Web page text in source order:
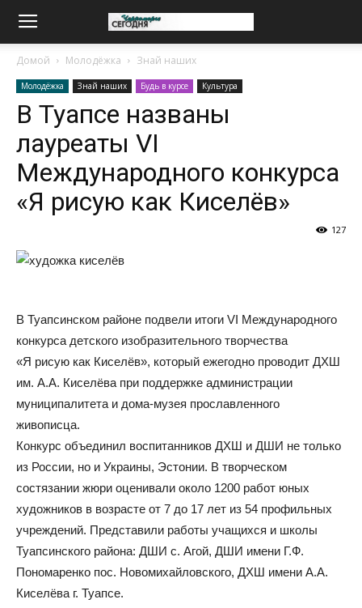
Домой Молодёжка Знай наших
Молодёжка Знай наших Будь в курсе Культура
В Туапсе названы
лауреаты VI
Международного конкурса
«Я рисую как Киселёв»
127
В Туапсинском районе подвели итоги VI Международного
конкурса детского изобразительного творчества
«Я рисую как Киселёв», который ежегодно проводит ДХШ
им. А.А. Киселёва при поддержке администрации
муниципалитета и дома-музея прославленного
живописца.
Конкурс объединил воспитанников ДХШ и ДШИ не только
из России, но и Украины, Эстонии. В творческом
состязании жюри оценивали около 1200 работ юных
художников в возрасте от 7 до 17 лет из 54 профильных
учреждений. Представили работы учащихся и школы
Туапсинского района: ДШИ с. Агой, ДШИ имени Г.Ф.
Пономаренко пос. Новомихайловского, ДХШ имени А.А.
Киселёва г. Туапсе.